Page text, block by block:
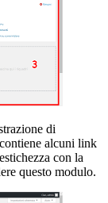
di
alcuni link
con la
questo modulo.